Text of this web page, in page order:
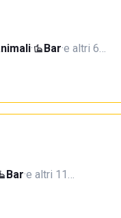
· Bar·e altri 6…
Bar·e altri 11…